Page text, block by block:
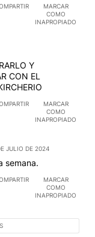
MARCAR
COMO
INAPROPIADO
Y
CON EL
MARCAR
COMO
INAPROPIADO
JULIO DE 2024
semana.
MARCAR
COMO
INAPROPIADO